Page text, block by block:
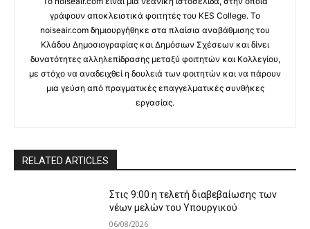
γράφουν αποκλειστικά φοιτητές του KES College. Το
noiseair.com δημιουργήθηκε στα πλαίσια αναβάθμισης του
Κλάδου Δημοσιογραφίας και Δημόσιων Σχέσεων και δίνει
δυνατότητες αλληλεπίδρασης μεταξύ φοιτητών και Κολλεγίου,
με στόχο να αναδειχθεί η δουλειά των φοιτητών και να πάρουν
μια γεύση από πραγματικές επαγγελματικές συνθήκες
εργασίας.
RELATED ARTICLES
Στις 9:00 η τελετή διαβεβαίωσης των
νέων μελών του Υπουργικού
06/08/2026